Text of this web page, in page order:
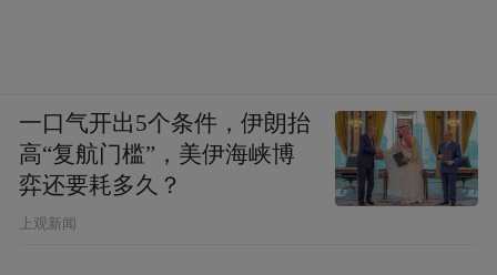
一口气开出5个条件，伊朗抬
高“复航门槛”，美伊海峡博
弈还要耗多久？
上观新闻